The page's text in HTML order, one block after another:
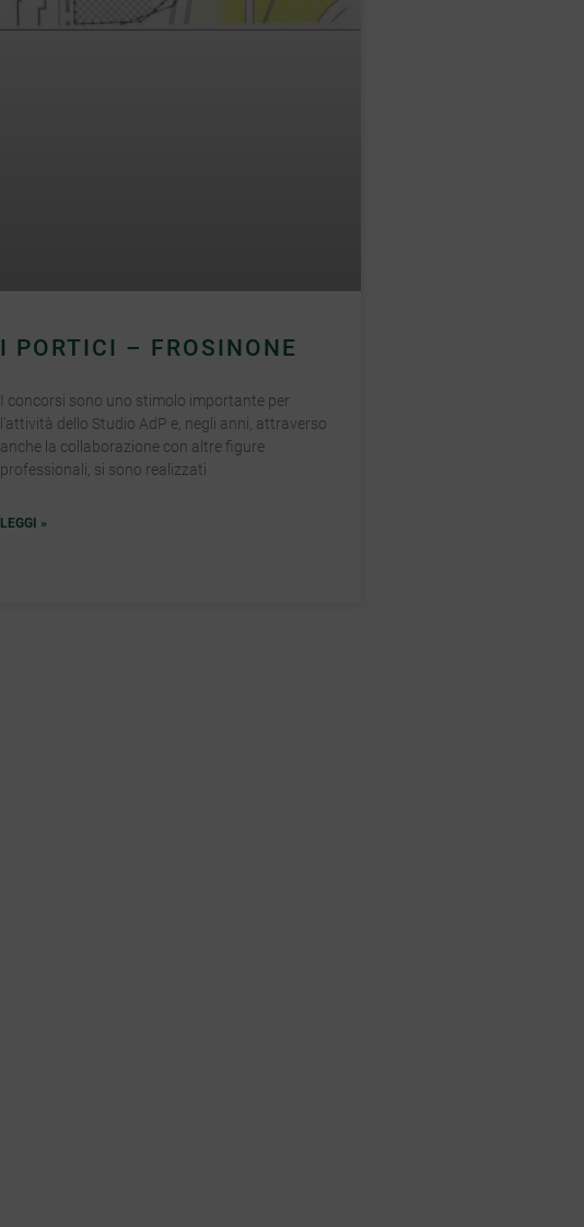
I PORTICI – FROSINONE
I concorsi sono uno stimolo importante per
l’attività dello Studio AdP e, negli anni, attraverso
anche la collaborazione con altre figure
professionali, si sono realizzati
LEGGI »